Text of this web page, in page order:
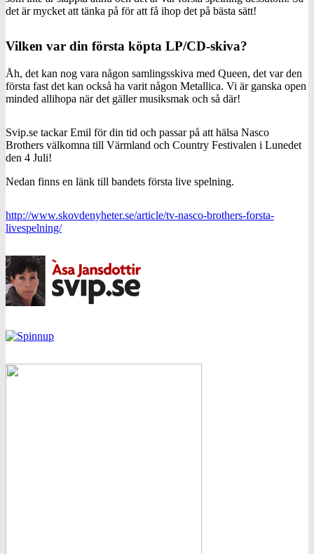
det är mycket att tänka på för att få ihop det på bästa sätt!
Vilken var din första köpta LP/CD-skiva?
Åh, det kan nog vara någon samlingsskiva med Queen, det var den
första fast det kan också ha varit någon Metallica. Vi är ganska open
minded allihopa när det gäller musiksmak och så där!
Svip.se tackar Emil för din tid och passar på att hälsa Nasco
Brothers välkomna till Värmland och Country Festivalen i Lunedet
den 4 Juli!
Nedan finns en länk till bandets första live spelning.
http://www.skovdenyheter.se/article/tv-nasco-brothers-forsta-
livespelning/